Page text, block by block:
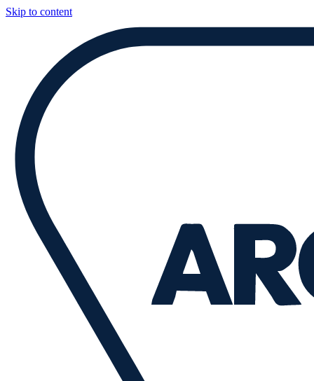
Skip to content